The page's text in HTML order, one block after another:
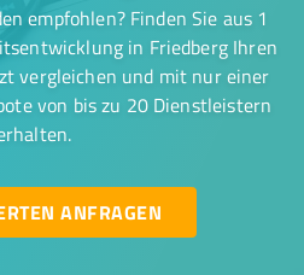
empfohlen? Finden Sie aus 1
in Friedberg Ihren
vergleichen und mit nur einer
von bis zu 20 Dienstleistern
ANFRAGEN